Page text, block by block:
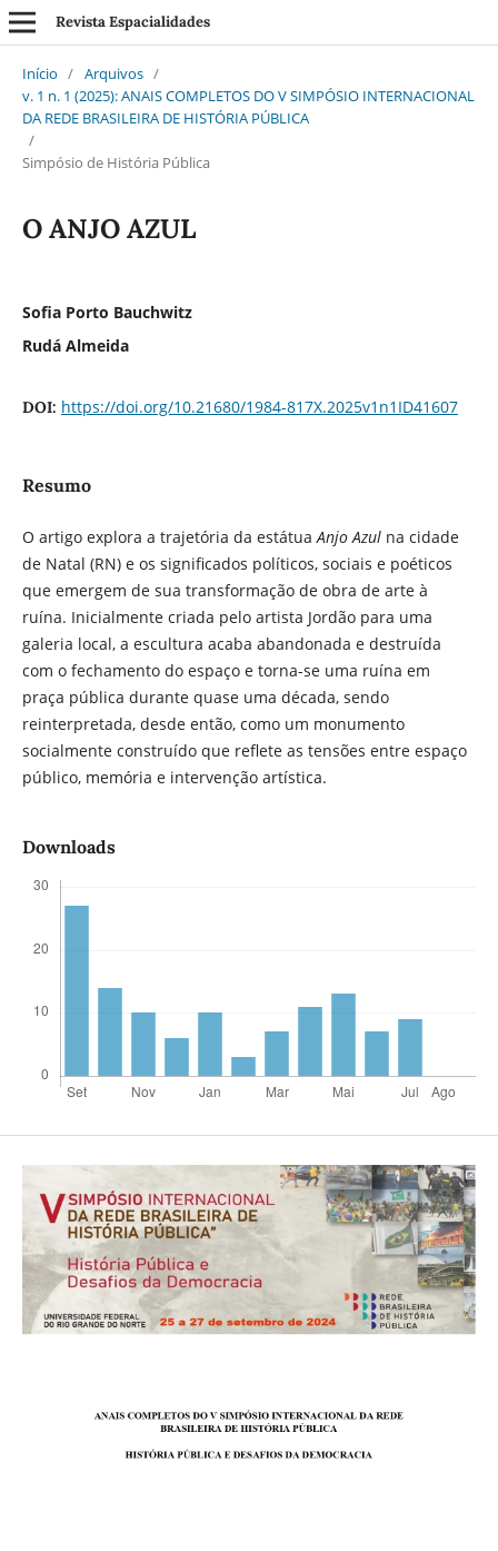
Revista Espacialidades
Início / Arquivos /
v. 1 n. 1 (2025): ANAIS COMPLETOS DO V SIMPÓSIO INTERNACIONAL
DA REDE BRASILEIRA DE HISTÓRIA PÚBLICA
/
Simpósio de História Pública
O ANJO AZUL
Sofia Porto Bauchwitz
Rudá Almeida
DOI: https://doi.org/10.21680/1984-817X.2025v1n1ID41607
Resumo
O artigo explora a trajetória da estátuaAnjo Azul na cidade
de Natal (RN) e os significados políticos, sociais e poéticos
que emergem de sua transformação de obra de arte à
ruína. Inicialmente criada pelo artista Jordão para uma
galeria local, a escultura acaba abandonada e destruída
com o fechamento do espaço e torna-se uma ruína em
praça pública durante quase uma década, sendo
reinterpretada, desde então, como um monumento
socialmente construído que reflete as tensões entre espaço
público, memória e intervenção artística.
Downloads